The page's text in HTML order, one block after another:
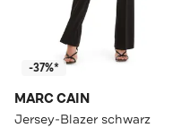
-37%*
MARC CAIN
Jersey-Blazer schwarz